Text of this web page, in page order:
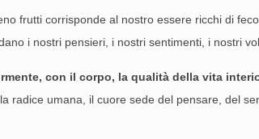
frutti corrisponde al nostro essere ricchi di
i nostri pensieri, i nostri sentimenti, i nostri
con il corpo, la qualità della vita
radice umana, il cuore sede del pensare, del